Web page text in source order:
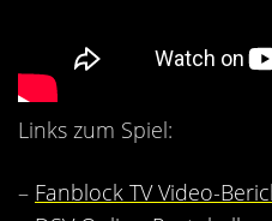
Links zum Spiel:
– Fanblock TV Video-